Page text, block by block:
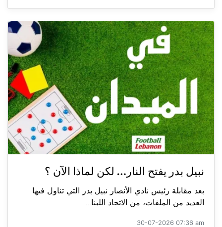
نبيل بدر يفتح النار… لكن لماذا الآن ؟
بعد مقابلة رئيس نادي الأنصار نبيل بدر التي تناول فيها
العديد من الملفات، من الاتحاد اللبنا...
30-07-2026 07:36 am